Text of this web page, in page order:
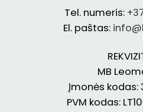
Tel. numeris:
El. paštas:
MB
Įmonės kodas:
PVM kodas: